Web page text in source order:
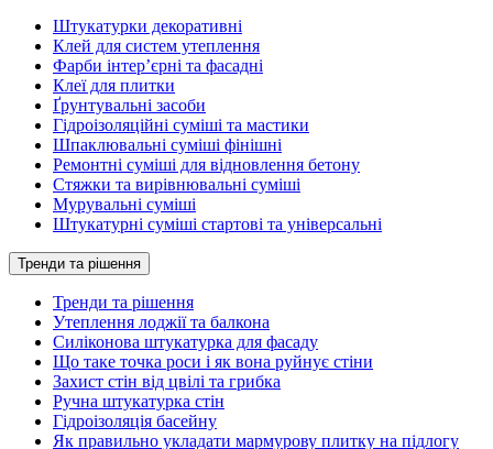
Штукатурки декоративні
Клей для систем утеплення
Фарби інтер’єрні та фасадні
Клеї для плитки
Ґрунтувальні засоби
Гідроізоляційні суміші та мастики
Шпаклювальні суміші фінішні
Ремонтні суміші для відновлення бетону
Стяжки та вирівнювальні суміші
Мурувальні суміші
Штукатурні суміші стартові та універсальні
Тренди та рішення
Тренди та рішення
Утеплення лоджії та балкона
Силіконова штукатурка для фасаду
Що таке точка роси і як вона руйнує стіни
Захист стін від цвілі та грибка
Ручна штукатурка стін
Гідроізоляція басейну
Як правильно укладати мармурову плитку на підлогу